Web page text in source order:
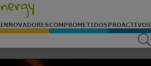
INNOVADORESCOMPROMETIDOSPROACTIVOS